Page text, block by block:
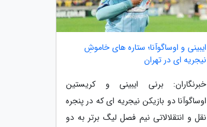
ایبینی و اوساگوآنا؛ ستاره های خاموشِ
نیجریه ای در تهران
خبرنگاران: برنی ایبینی و کریستین
اوساگوآنا دو بازیکن نیجریه ای که در پنجره
نقل و انتقلالاتی نیم فصل لیگ برتر به دو